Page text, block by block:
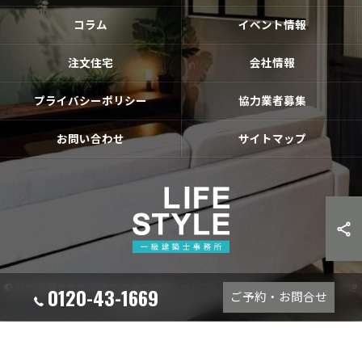
0120-43-1669 ご予約・お問合せ
コラム イベント情報
注文住宅 会社情報
プライバシーポリシー 協力業者募集
お問い合わせ サイトマップ
© 2026 福岡古賀市|福津市|宗像市|新宮❘のリフォームならライフスタイル 一級建
築士事務所 ALL RIGHTS RESERVED.